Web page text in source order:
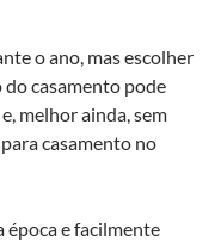
o ano, mas escolher
do casamento pode
melhor ainda, sem
casamento no
época e facilmente